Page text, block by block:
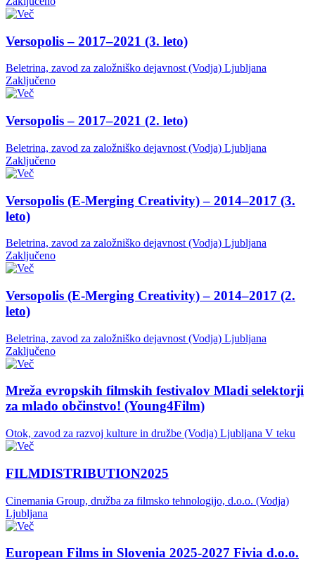
Versopolis – 2017–2021 (3. leto)
Beletrina, zavod za založniško dejavnost (Vodja) Ljubljana
Zaključeno
Versopolis – 2017–2021 (2. leto)
Beletrina, zavod za založniško dejavnost (Vodja) Ljubljana
Zaključeno
Versopolis (E-Merging Creativity) – 2014–2017 (3.
leto)
Beletrina, zavod za založniško dejavnost (Vodja) Ljubljana
Zaključeno
Versopolis (E-Merging Creativity) – 2014–2017 (2.
leto)
Beletrina, zavod za založniško dejavnost (Vodja) Ljubljana
Zaključeno
Mreža evropskih filmskih festivalov Mladi selektorji
za mlado občinstvo! (Young4Film)
Otok, zavod za razvoj kulture in družbe (Vodja) Ljubljana V teku
FILMDISTRIBUTION2025
Cinemania Group, družba za filmsko tehnologijo, d.o.o. (Vodja)
Ljubljana
European Films in Slovenia 2025-2027 Fivia d.o.o.